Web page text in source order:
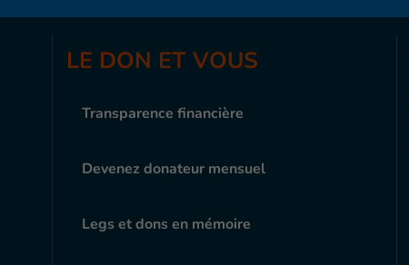
LE DON ET VOUS
Transparence financière
Devenez donateur mensuel
Legs et dons en mémoire